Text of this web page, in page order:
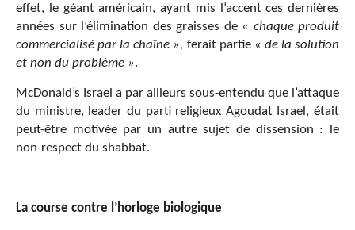
effet, le géant américain, ayant mis l’accent ces dernières
années sur l’élimination des graisses de « chaque produit
commercialisé par la chaîne », ferait partie « de la solution
et non du problème ».
McDonald’s Israel a par ailleurs sous-entendu que l’attaque
du ministre, leader du parti religieux Agoudat Israel, était
peut-être motivée par un autre sujet de dissension : le
non-respect du shabbat.
La course contre l’horloge biologique